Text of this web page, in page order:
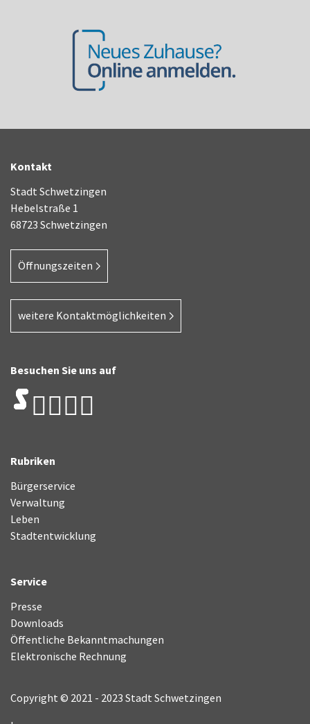
Kontakt
Stadt Schwetzingen
Hebelstraße 1
68723 Schwetzingen
Öffnungszeiten
weitere Kontaktmöglichkeiten
Besuchen Sie uns auf
Rubriken
Bürgerservice
Verwaltung
Leben
Stadtentwicklung
Service
Presse
Downloads
Öffentliche Bekanntmachungen
Elektronische Rechnung
Copyright © 2021 - 2023 Stadt Schwetzingen